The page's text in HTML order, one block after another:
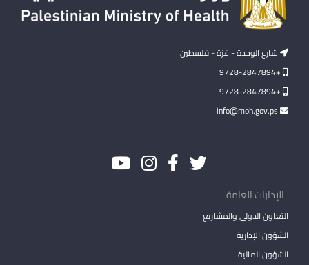
شارع الوحدة - غزة - فلسطين
+9728-2847894
+9728-2847894
الإدارات العامة
التعاون الدولي والمشاريع
الشؤون الإدارية
الشؤون المالية